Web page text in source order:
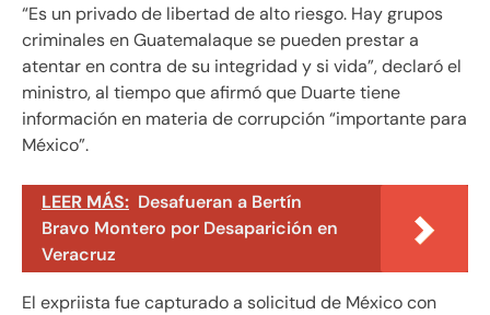
“Es un privado de libertad de alto riesgo. Hay grupos
criminales en Guatemalaque se pueden prestar a
atentar en contra de su integridad y si vida”, declaró el
ministro, al tiempo que afirmó que Duarte tiene
información en materia de corrupción “importante para
México”.
LEER MÁS: Desafueran a Bertín
Bravo Montero por Desaparición en
Veracruz
El expriista fue capturado a solicitud de México con